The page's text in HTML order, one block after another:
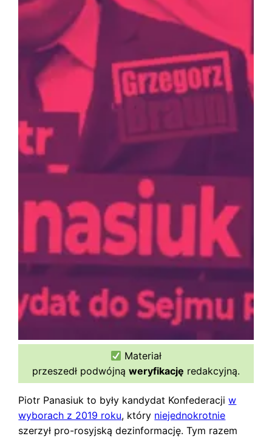
Materiał
przeszedł podwójną weryfikację redakcyjną.
Piotr Panasiuk to były kandydat Konfederacjiw
wyborach z 2019 roku, który niejednokrotnie
szerzył pro-rosyjską dezinformację. Tym razem